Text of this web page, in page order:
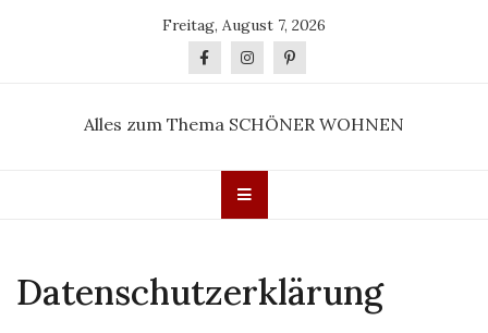
Freitag, August 7, 2026
Alles zum Thema SCHÖNER WOHNEN
Datenschutzerklärung